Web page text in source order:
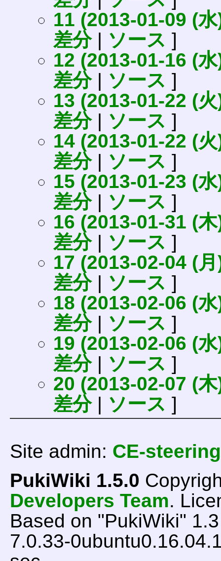
11 (2013-01-09 (
差分| ソース ]
12 (2013-01-16 (
差分| ソース ]
13 (2013-01-22 (
差分| ソース ]
14 (2013-01-22 (
差分| ソース ]
15 (2013-01-23 (
差分| ソース ]
16 (2013-01-31 (
差分| ソース ]
17 (2013-02-04 (
差分| ソース ]
18 (2013-02-06 (
差分| ソース ]
19 (2013-02-06 (
差分| ソース ]
20 (2013-02-07 (
差分| ソース ]
Site admin: CE-steering
PukiWiki 1.5.0
Developers Team.
Based on "PukiWiki"
7.0.33-